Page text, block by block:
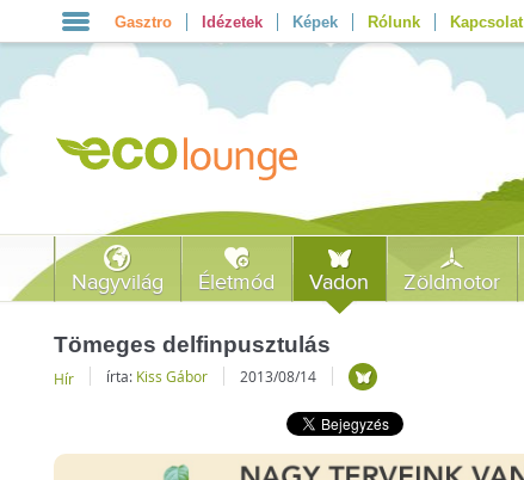
Gasztro Idézetek Képek Rólunk Kapcsolat
Nagyvilág Életmód Vadon Zöldmotor
Tömeges delfinpusztulás
Hír írta: Kiss Gábor 2013/08/14